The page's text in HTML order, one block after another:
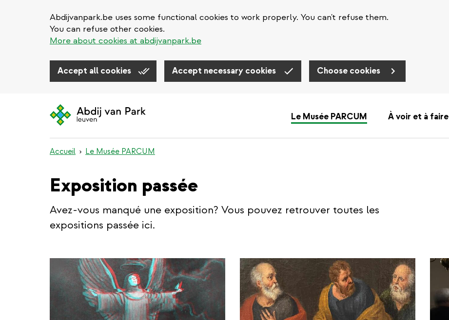
Abdijvanpark.be uses some functional cookies to work properly. You can't refuse them.
You can refuse other cookies.
More about cookies at abdijvanpark.be
Accept all cookies Accept necessary cookies Choose cookies
Le Musée PARCUM À voir et à faire
Accueil Le Musée PARCUM
Exposition passée
Avez-vous manqué une exposition? Vous pouvez retrouver toutes les
expositions passée ici.